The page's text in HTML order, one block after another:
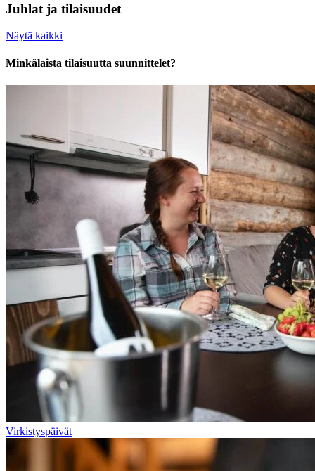
Juhlat ja tilaisuudet
Näytä kaikki
Minkälaista tilaisuutta suunnittelet?
Virkistyspäivät